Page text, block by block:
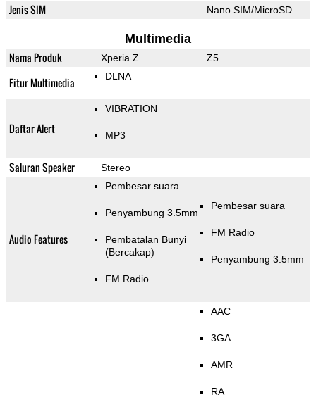
Jenis SIM Nano SIM/MicroSD
Multimedia
Nama Produk Xperia Z Z5
Fitur Multimedia DLNA
Daftar Alert
VIBRATION
MP3
Saluran Speaker Stereo
Audio Features
Pembesar suara
Penyambung 3.5mm
Pembatalan Bunyi
(Bercakap)
FM Radio
Pembesar suara
FM Radio
Penyambung 3.5mm
AAC
3GA
AMR
RA